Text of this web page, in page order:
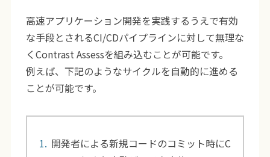
高速アプリケーション開発を実践するうえで有効
な手段とされるCI/CDパイプラインに対して無理な
くContrast Assessを組み込むことが可能です。
例えば、下記のようなサイクルを自動的に進める
ことが可能です。
開発者による新規コードのコミット時にC